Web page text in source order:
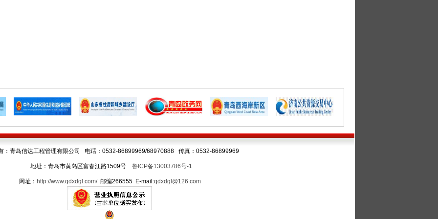
：青岛信达工程管理有限公司 电话：0532-86899969/68970888 传真：0532-86899969
地址：青岛市黄岛区富春江路1509号 鲁ICP备13003786号-1
网址： http://www.qdxdgl.com/邮编266555 E-mail:qdxdgl@126.com